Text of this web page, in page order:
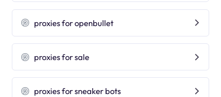
proxies for openbullet
proxies for sale
proxies for sneaker bots